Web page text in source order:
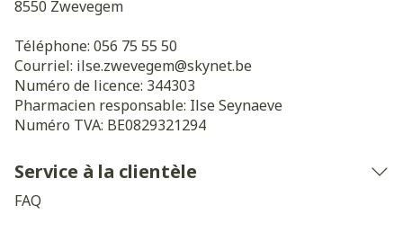
8550 Zwevegem
Téléphone: 056 75 55 50
Courriel: ilse.zwevegem@skynet.be
Numéro de licence: 344303
Pharmacien responsable: Ilse Seynaeve
Numéro TVA: BE0829321294
Service à la clientèle
FAQ